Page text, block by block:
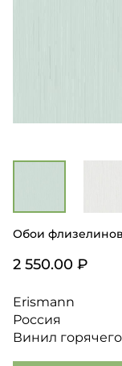
Обои
2 550.00 ₽
Erismann
Россия
Винил